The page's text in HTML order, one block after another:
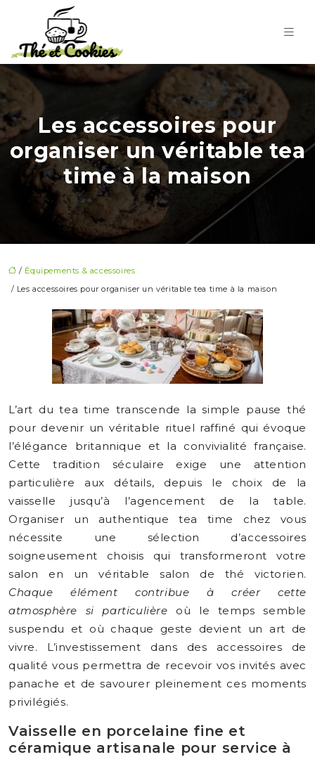
Les accessoires pour
organiser un véritable tea
time à la maison
/ Équipements & accessoires
/ Les accessoires pour organiser un véritable tea time à la maison
L’art du tea time transcende la simple pause thé
pour devenir un véritable rituel raffiné qui évoque
l’élégance britannique et la convivialité française.
Cette tradition séculaire exige une attention
particulière aux détails, depuis le choix de la
vaisselle jusqu’à l’agencement de la table.
Organiser un authentique tea time chez vous
nécessite une sélection d’accessoires
soigneusement choisis qui transformeront votre
salon en un véritable salon de thé victorien.
Chaque élément contribue à créer cette
atmosphère si particulière où le temps semble
suspendu et où chaque geste devient un art de
vivre. L’investissement dans des accessoires de
qualité vous permettra de recevoir vos invités avec
panache et de savourer pleinement ces moments
privilégiés.
Vaisselle en porcelaine fine et
céramique artisanale pour service à